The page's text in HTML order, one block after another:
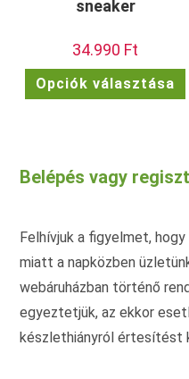
sneaker
34.990 Ft
Opciók választása
Belépés vagy
Felhívjuk a figyelmet,
miatt a napközben
webáruházban történő
egyeztetjük, az ekkor
készlethiányról értesítést